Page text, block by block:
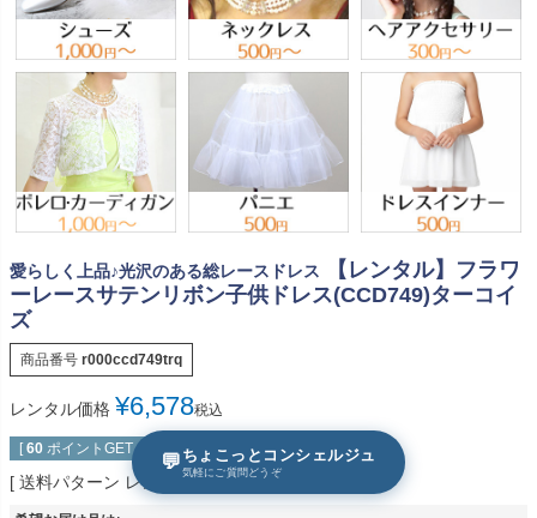
愛らしく上品♪光沢のある総レースドレス
【レンタル】フラワ
ーレースサテンリボン子供ドレス(CCD749)ターコイ
ズ
商品番号 r000ccd749trq
レンタル価格 ¥6,578税込
[ 60 ポイントGET！]
送料パターン レンタル
💬 ちょこっとコンシェルジュ
気軽にご質問どうぞ